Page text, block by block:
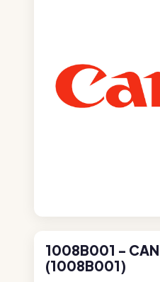
1008B001 -
(1008B001)